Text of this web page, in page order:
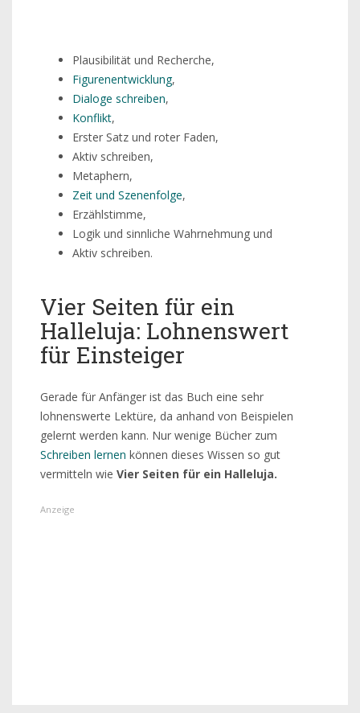
Plausibilität und Recherche,
Figurenentwicklung,
Dialoge schreiben,
Konflikt,
Erster Satz und roter Faden,
Aktiv schreiben,
Metaphern,
Zeit und Szenenfolge,
Erzählstimme,
Logik und sinnliche Wahrnehmung und
Aktiv schreiben.
Vier Seiten für ein
Halleluja: Lohnenswert
für Einsteiger
Gerade für Anfänger ist das Buch eine sehr
lohnenswerte Lektüre, da anhand von Beispielen
gelernt werden kann. Nur wenige Bücher zum
Schreiben lernen können dieses Wissen so gut
vermitteln wie Vier Seiten für ein Halleluja.